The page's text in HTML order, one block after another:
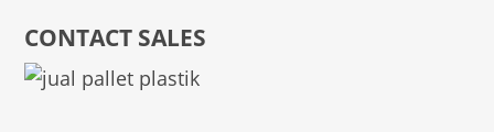
CONTACT SALES